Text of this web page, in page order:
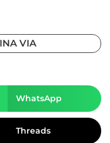
VIA
WhatsApp
Threads